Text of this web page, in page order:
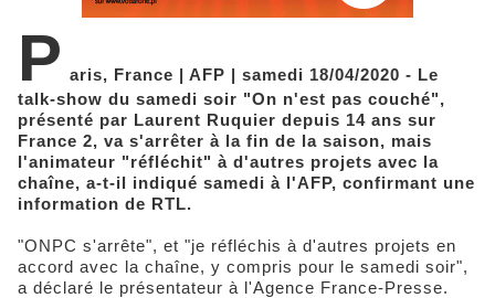
P aris, France | AFP | samedi 18/04/2020 - Le
talk-show du samedi soir "On n'est pas couché",
présenté par Laurent Ruquier depuis 14 ans sur
France 2, va s'arrêter à la fin de la saison, mais
l'animateur "réfléchit" à d'autres projets avec la
chaîne, a-t-il indiqué samedi à l'AFP, confirmant une
information de RTL.
"ONPC s'arrête", et "je réfléchis à d'autres projets en
accord avec la chaîne, y compris pour le samedi soir",
a déclaré le présentateur à l'Agence France-Presse.